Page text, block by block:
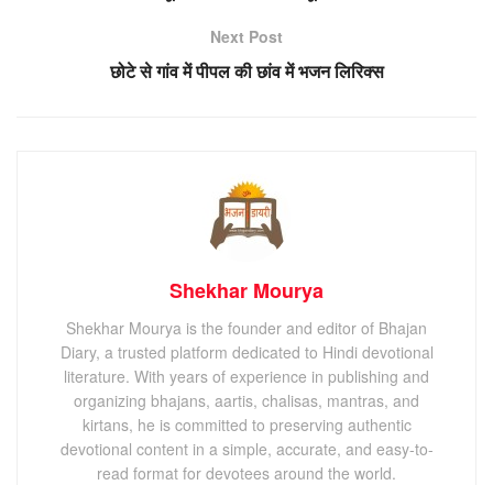
Next Post
छोटे से गांव में पीपल की छांव में भजन लिरिक्स
Shekhar Mourya
Shekhar Mourya is the founder and editor of Bhajan
Diary, a trusted platform dedicated to Hindi devotional
literature. With years of experience in publishing and
organizing bhajans, aartis, chalisas, mantras, and
kirtans, he is committed to preserving authentic
devotional content in a simple, accurate, and easy-to-
read format for devotees around the world.